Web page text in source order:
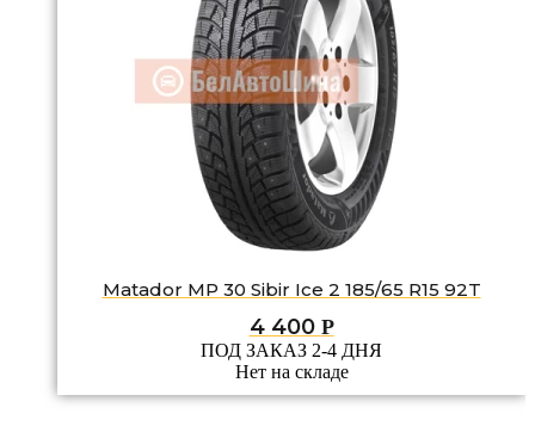
Matador MP 30 Sibir Ice 2 185/65 R15 92T
4 400 Р
ПОД ЗАКАЗ 2-4 ДНЯ
Нет на складе